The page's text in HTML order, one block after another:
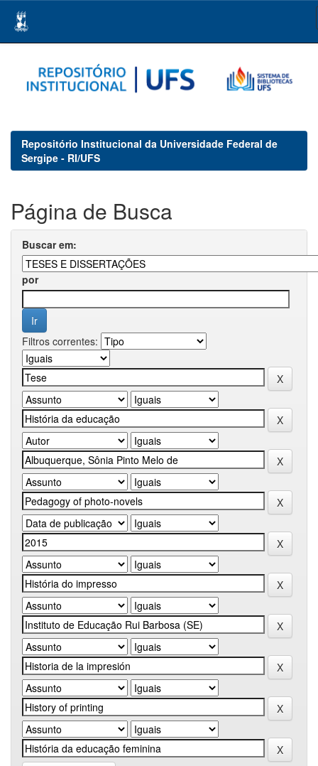
navigation
Repositório Institucional da Universidade Federal de
Sergipe - RI/UFS
Página de Busca
Buscar em:
por
Filtros correntes: